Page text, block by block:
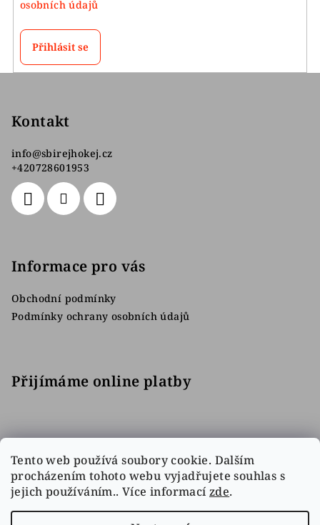
Tento web používá soubory cookie. Dalším
procházením tohoto webu vyjadřujete souhlas s
jejich používáním.. Více informací zde.
osobních údajů
Přihlásit se
Kontakt
info@sbirejhokej.cz
+420728601953
Informace pro vás
Obchodní podmínky
Podmínky ochrany osobních údajů
Přijímáme online platby
Facebook